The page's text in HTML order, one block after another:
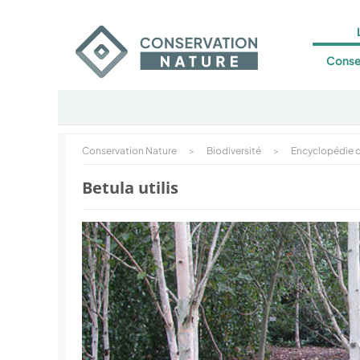
Conservation Nature > Biodiversité > Encyclopédie
Betula utilis